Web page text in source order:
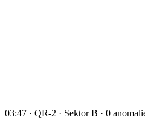
03:47 · QR-2 · Sektor B · 0